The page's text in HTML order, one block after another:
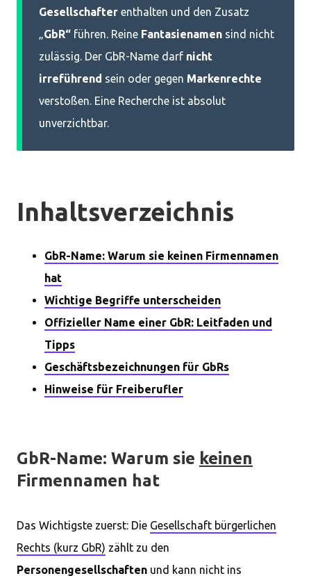
Gesellschafter enthalten und den Zusatz
„GbR“ führen. Reine Fantasienamen sind nicht
zulässig. Der GbR-Name darf nicht
irreführend sein oder gegen Markenrechte
verstoßen. Eine Recherche ist absolut
unverzichtbar.
Inhaltsverzeichnis
GbR-Name: Warum sie keinen Firmennamen
hat
Wichtige Begriffe unterscheiden
Offizieller Name einer GbR: Leitfaden und
Tipps
Geschäftsbezeichnungen für GbRs
Hinweise für Freiberufler
GbR-Name: Warum sie keinen
Firmennamen hat
Das Wichtigste zuerst: Die Gesellschaft bürgerlichen
Rechts (kurz GbR) zählt zu den
Personengesellschaften und kann nicht ins